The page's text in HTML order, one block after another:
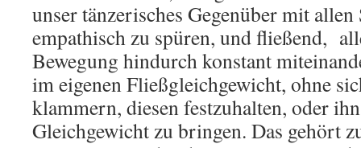
unser tänzerisches Gegenüber mit
empathisch zu spüren, und fließend,
Bewegung hindurch konstant
im eigenen Fließgleichgewicht, ohne
klammern, diesen festzuhalten, oder
Gleichgewicht zu bringen. Das gehört